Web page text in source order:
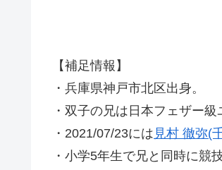
【補足情報】
・兵庫県神戸市北区出身。
・双子の兄は日本フェザー
・2021/07/23には 見村 徹弥(
・小学5年生で兄と同時に競